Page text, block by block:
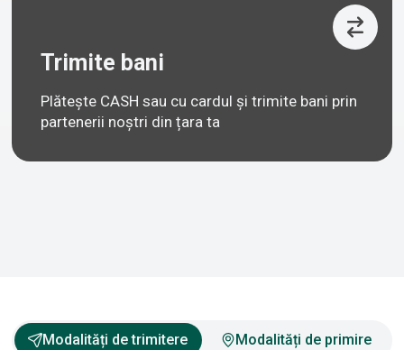
Trimite bani
Plătește CASH sau cu cardul și trimite bani prin
partenerii noștri din țara ta
Modalități de trimitere Modalități de primire